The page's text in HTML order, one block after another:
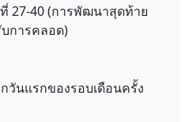
27-40 (การพัฒนาสุดท้าย
การคลอด)
วันแรกของรอบเดือนครั้ง